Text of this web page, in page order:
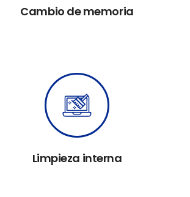
Cambio de memoria
Limpieza interna